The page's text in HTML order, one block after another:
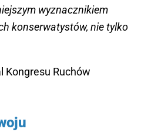
wyznacznikiem
konserwatystów, nie tylko
Kongresu Ruchów